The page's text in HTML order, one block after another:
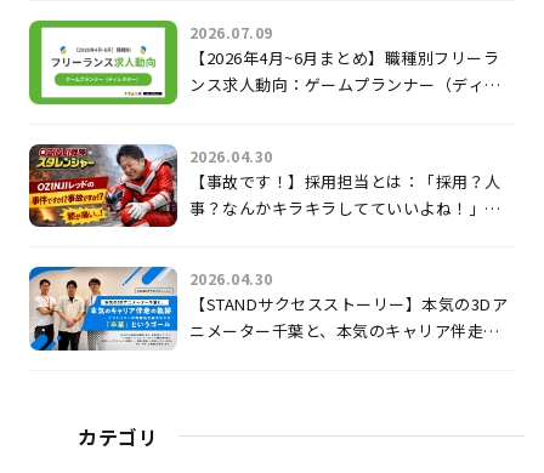
2026.07.09
【2026年4月~6月まとめ】職種別フリーラ
ンス求人動向：ゲームプランナー（ディレ
2026.04.30
【事故です！】採用担当とは：「採用？人
事？なんかキラキラしてていいよね！」じ
2026.04.30
【STANDサクセスストーリー】本気の3Dア
ニメーター千葉と、本気のキャリア伴走の
カテゴリ